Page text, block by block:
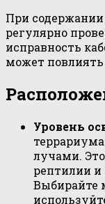
При
регулярно
исправность
может
Уровень
лучами.
рептилии
Выбирайте